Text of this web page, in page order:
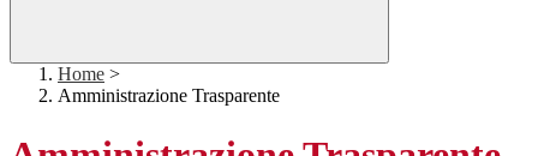
Home >
Amministrazione Trasparente